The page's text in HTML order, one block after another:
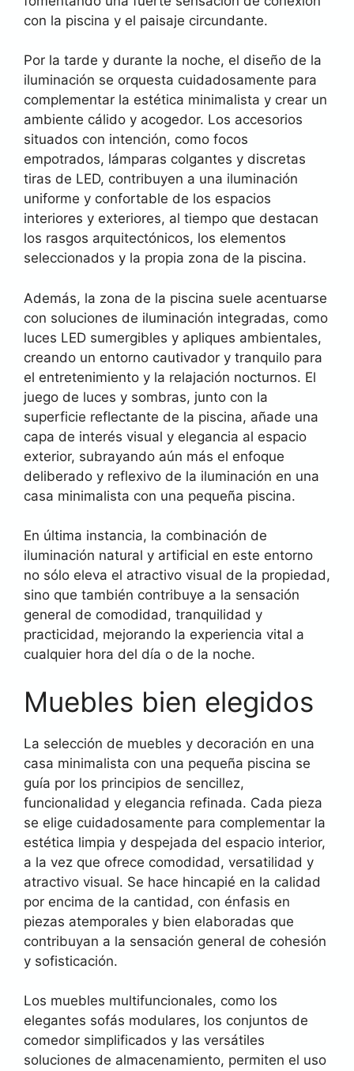
con la piscina y el paisaje circundante.
Por la tarde y durante la noche, el diseño de la
iluminación se orquesta cuidadosamente para
complementar la estética minimalista y crear un
ambiente cálido y acogedor. Los accesorios
situados con intención, como focos
empotrados, lámparas colgantes y discretas
tiras de LED, contribuyen a una iluminación
uniforme y confortable de los espacios
interiores y exteriores, al tiempo que destacan
los rasgos arquitectónicos, los elementos
seleccionados y la propia zona de la piscina.
Además, la zona de la piscina suele acentuarse
con soluciones de iluminación integradas, como
luces LED sumergibles y apliques ambientales,
creando un entorno cautivador y tranquilo para
el entretenimiento y la relajación nocturnos. El
juego de luces y sombras, junto con la
superficie reflectante de la piscina, añade una
capa de interés visual y elegancia al espacio
exterior, subrayando aún más el enfoque
deliberado y reflexivo de la iluminación en una
casa minimalista con una pequeña piscina.
En última instancia, la combinación de
iluminación natural y artificial en este entorno
no sólo eleva el atractivo visual de la propiedad,
sino que también contribuye a la sensación
general de comodidad, tranquilidad y
practicidad, mejorando la experiencia vital a
cualquier hora del día o de la noche.
Muebles bien elegidos
La selección de muebles y decoración en una
casa minimalista con una pequeña piscina se
guía por los principios de sencillez,
funcionalidad y elegancia refinada. Cada pieza
se elige cuidadosamente para complementar la
estética limpia y despejada del espacio interior,
a la vez que ofrece comodidad, versatilidad y
atractivo visual. Se hace hincapié en la calidad
por encima de la cantidad, con énfasis en
piezas atemporales y bien elaboradas que
contribuyan a la sensación general de cohesión
y sofisticación.
Los muebles multifuncionales, como los
elegantes sofás modulares, los conjuntos de
comedor simplificados y las versátiles
soluciones de almacenamiento, permiten el uso